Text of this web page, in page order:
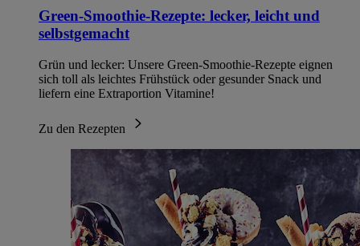
Green-Smoothie-Rezepte: lecker, leicht und
selbstgemacht
Grün und lecker: Unsere Green-Smoothie-Rezepte eignen
sich toll als leichtes Frühstück oder gesunder Snack und
liefern eine Extraportion Vitamine!
Zu den Rezepten